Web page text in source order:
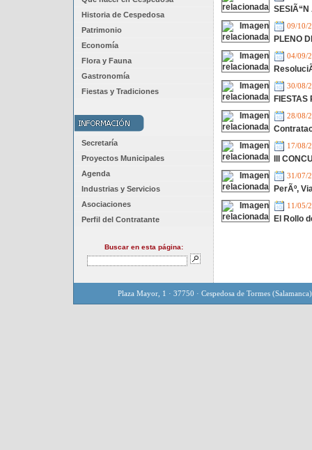
Historia de Cespedosa
Patrimonio
Economía
Flora y Fauna
Gastronomía
Fiestas y Tradiciones
Secretaría
Proyectos Municipales
Agenda
Industrias y Servicios
Asociaciones
Perfil del Contratante
Buscar en esta página:
SESIÃ“N
09/10/
PLENO
04/09/
30/08/
FIESTAS
28/08/
17/08/
III
31/07/
PerÃº,
11/05/
El Rollo
Plaza Mayor, 1 · 37750 · Cespedosa de Tormes